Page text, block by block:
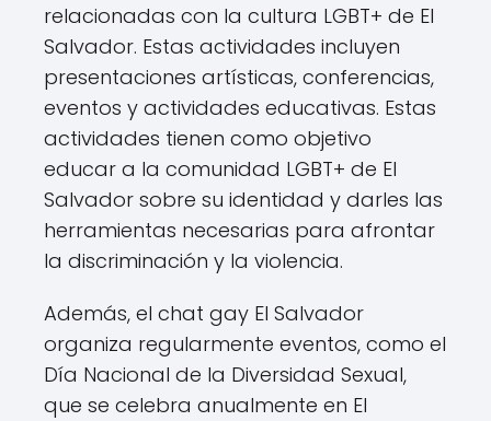
relacionadas con la cultura LGBT+ de El
Salvador. Estas actividades incluyen
presentaciones artísticas, conferencias,
eventos y actividades educativas. Estas
actividades tienen como objetivo
educar a la comunidad LGBT+ de El
Salvador sobre su identidad y darles las
herramientas necesarias para afrontar
la discriminación y la violencia.
Además, el chat gay El Salvador
organiza regularmente eventos, como el
Día Nacional de la Diversidad Sexual,
que se celebra anualmente en El